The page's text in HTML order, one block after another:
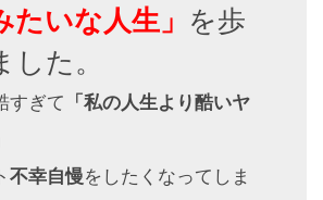
たいな人生」 を歩
た。
すぎて 「私の人生より酷いヤ
不幸自慢をしたくなってしま